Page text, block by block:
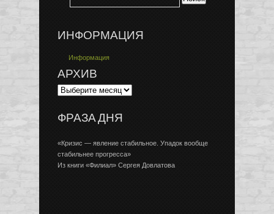
ИНФОРМАЦИЯ
Информация
АРХИВ
ФРАЗА ДНЯ
«Кризис — явление стабильное. Упадок вообще
стабильнее прогресса»
Из книги «Филиал» Сергея Довлатова